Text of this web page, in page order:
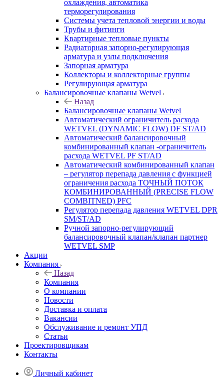
охлаждения, автоматика
терморегулирования
Системы учета тепловой энергии и воды
Трубы и фитинги
Квартирные тепловые пункты
Радиаторная запорно-регулирующая
арматура и узлы подключения
Запорная арматура
Коллекторы и коллекторные группы
Регулирующая арматура
Балансировочные клапаны Wetvel
Назад
Балансировочные клапаны Wetvel
Автоматический ограничитель расхода
WETVEL (DYNAMIC FLOW) DF ST/AD
Автоматический балансировочный
комбинированный клапан -ограничитель
расхода WETVEL PF ST/AD
Автоматический комбинированный клапан
– регулятор перепада давления с функцией
ограничения расхода ТОЧНЫЙ ПОТОК
КОМБИНИРОВАННЫЙ (PRECISE FLOW
COMBIТNED) PFC
Регулятор перепада давления WETVEL DPR
SM/ST/AD
Ручной запорно-регулирующий
балансировочный клапан/клапан партнер
WETVEL SMP
Акции
Компания
Назад
Компания
О компании
Новости
Доставка и оплата
Вакансии
Обслуживание и ремонт УПД
Статьи
Проектировщикам
Контакты
Личный кабинет